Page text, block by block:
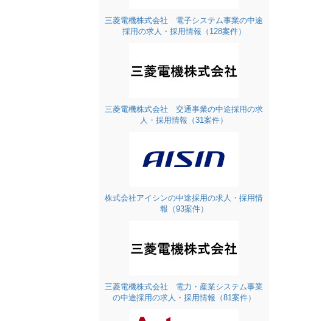
三菱電機株式会社 電子システム事業の中途
採用の求人・採用情報（128案件）
三菱電機株式会社 交通事業の中途採用の求
人・採用情報（31案件）
株式会社アイシンの中途採用の求人・採用情
報（93案件）
三菱電機株式会社 電力・産業システム事業
の中途採用の求人・採用情報（81案件）